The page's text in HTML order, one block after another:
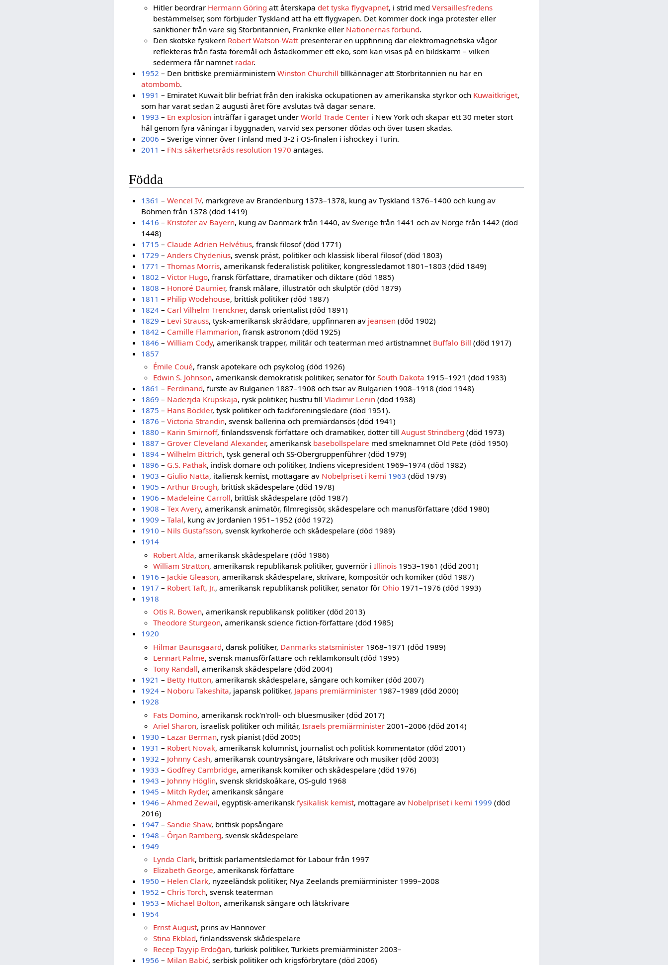
Hitler beordrar Hermann Göring att återskapa det tyska flygvapnet, i strid med Versaillesfredens
bestämmelser, som förbjuder Tyskland att ha ett flygvapen. Det kommer dock inga protester eller
sanktioner från vare sig Storbritannien, Frankrike eller Nationernas förbund.
Den skotske fysikern Robert Watson-Watt presenterar en uppfinning där elektromagnetiska vågor
reflekteras från fasta föremål och åstadkommer ett eko, som kan visas på en bildskärm – vilken
sedermera får namnet radar.
1952 – Den brittiske premiärministern Winston Churchill tillkännager att Storbritannien nu har en
atombomb.
1991 – Emiratet Kuwait blir befriat från den irakiska ockupationen av amerikanska styrkor och Kuwaitkriget,
som har varat sedan 2 augusti året före avslutas två dagar senare.
1993 – En explosioninträffar i garaget under World Trade Centeri New York och skapar ett 30 meter stort
hål genom fyra våningar i byggnaden, varvid sex personer dödas och över tusen skadas.
2006 – Sverige vinner över Finland med 3-2 i OS-finalen i ishockey i Turin.
2011 – FN:s säkerhetsråds resolution 1970 antages.
Födda
1361 – Wencel IV, markgreve av Brandenburg 1373–1378, kung av Tyskland 1376–1400 och kung av
Böhmen från 1378 (död 1419)
1416 – Kristofer av Bayern, kung av Danmark från 1440, av Sverige från 1441 och av Norge från 1442 (död
1448)
1715 – Claude Adrien Helvétius, fransk filosof (död 1771)
1729 – Anders Chydenius, svensk präst, politiker och klassisk liberal filosof (död 1803)
1771 – Thomas Morris, amerikansk federalistisk politiker, kongressledamot 1801–1803 (död 1849)
1802 – Victor Hugo, fransk författare, dramatiker och diktare (död 1885)
1808 – Honoré Daumier, fransk målare, illustratör och skulptör (död 1879)
1811 – Philip Wodehouse, brittisk politiker (död 1887)
1824– Carl Vilhelm Trenckner, dansk orientalist (död 1891)
1829 – Levi Strauss, tysk-amerikansk skräddare, uppfinnaren av jeansen(död 1902)
1842 – Camille Flammarion, fransk astronom (död 1925)
1846 – William Cody, amerikansk trapper, militär och teaterman med artistnamnet Buffalo Bill (död 1917)
1857
Émile Coué, fransk apotekare och psykolog (död 1926)
Edwin S. Johnson, amerikansk demokratisk politiker, senator för South Dakota 1915–1921 (död 1933)
1861 – Ferdinand, furste av Bulgarien 1887–1908 och tsar av Bulgarien 1908–1918 (död 1948)
1869 – Nadezjda Krupskaja, rysk politiker, hustru till Vladimir Lenin(död 1938)
1875 – Hans Böckler, tysk politiker och fackföreningsledare (död 1951).
1876 – Victoria Strandin, svensk ballerina och premiärdansös (död 1941)
1880 – Karin Smirnoff, finlandssvensk författare och dramatiker, dotter till August Strindberg (död 1973)
1887 – Grover Cleveland Alexander, amerikansk basebollspelare med smeknamnet Old Pete (död 1950)
1894– Wilhelm Bittrich, tysk general och SS-Obergruppenführer (död 1979)
1896 – G.S. Pathak, indisk domare och politiker, Indiens vicepresident 1969–1974 (död 1982)
1903 – Giulio Natta, italiensk kemist, mottagare av Nobelpriset i kemi 1963 (död 1979)
1905 – Arthur Brough, brittisk skådespelare (död 1978)
1906 – Madeleine Carroll, brittisk skådespelare (död 1987)
1908 – Tex Avery, amerikansk animatör, filmregissör, skådespelare och manusförfattare (död 1980)
1909 – Talal, kung av Jordanien 1951–1952 (död 1972)
1910 – Nils Gustafsson, svensk kyrkoherde och skådespelare (död 1989)
1914
Robert Alda, amerikansk skådespelare (död 1986)
William Stratton, amerikansk republikansk politiker, guvernör i Illinois 1953–1961 (död 2001)
1916 – Jackie Gleason, amerikansk skådespelare, skrivare, kompositör och komiker (död 1987)
1917 – Robert Taft, Jr., amerikansk republikansk politiker, senator för Ohio1971–1976 (död 1993)
1918
Otis R. Bowen, amerikansk republikansk politiker (död 2013)
Theodore Sturgeon, amerikansk science fiction-författare (död 1985)
1920
Hilmar Baunsgaard, dansk politiker, Danmarks statsminister 1968–1971 (död 1989)
Lennart Palme, svensk manusförfattare och reklamkonsult (död 1995)
Tony Randall, amerikansk skådespelare (död 2004)
1921 – Betty Hutton, amerikansk skådespelare, sångare och komiker (död 2007)
1924– Noboru Takeshita, japansk politiker, Japans premiärminister1987–1989 (död 2000)
1928
Fats Domino, amerikansk rock'n'roll- och bluesmusiker (död 2017)
Ariel Sharon, israelisk politiker och militär, Israels premiärminister 2001–2006 (död 2014)
1930 – Lazar Berman, rysk pianist (död 2005)
1931 – Robert Novak, amerikansk kolumnist, journalist och politisk kommentator (död 2001)
1932 – Johnny Cash, amerikansk countrysångare, låtskrivare och musiker (död 2003)
1933 – Godfrey Cambridge, amerikansk komiker och skådespelare (död 1976)
1943 – Johnny Höglin, svensk skridskoåkare, OS-guld 1968
1945 – Mitch Ryder, amerikansk sångare
1946 – Ahmed Zewail, egyptisk-amerikansk fysikalisk kemist, mottagare av Nobelpriset i kemi 1999 (död
2016)
1947 – Sandie Shaw, brittisk popsångare
1948 – Örjan Ramberg, svensk skådespelare
1949
Lynda Clark, brittisk parlamentsledamot för Labour från 1997
Elizabeth George, amerikansk författare
1950 – Helen Clark, nyzeeländsk politiker, Nya Zeelands premiärminister 1999–2008
1952 – Chris Torch, svensk teaterman
1953 – Michael Bolton, amerikansk sångare och låtskrivare
1954
Ernst August, prins av Hannover
Stina Ekblad, finlandssvensk skådespelare
Recep Tayyip Erdoğan, turkisk politiker, Turkiets premiärminister 2003–
1956 – Milan Babić, serbisk politiker och krigsförbrytare (död 2006)